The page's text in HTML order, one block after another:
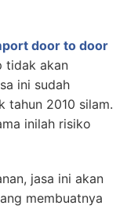
door to door
tidak akan
ini sudah
tahun 2010 silam.
inilah risiko
jasa ini akan
membuatnya